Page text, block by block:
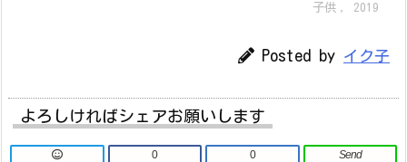
子供
2019
Posted by イク子
よろしければシェアお願いします
0 0 Send